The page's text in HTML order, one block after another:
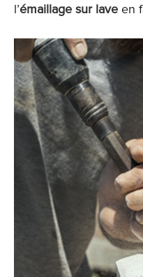
l’émaillage sur lave en